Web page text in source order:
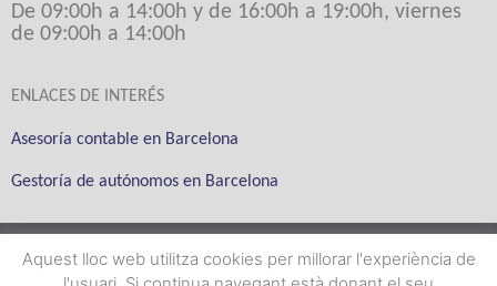
De 09:00h a 14:00h y de 16:00h a 19:00h, viernes
de 09:00h a 14:00h
ENLACES DE INTERÉS
Asesoría contable en Barcelona
Gestoría de autónomos en Barcelona
Aquest lloc web utilitza cookies per millorar l'experiència de